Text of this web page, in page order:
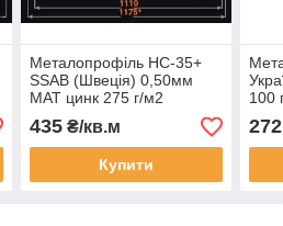
Металопрофіль НС-35+
SSAB (Швеція) 0,50мм
МАТ цинк 275 г/м2
435₴/кв.м
Купити
100
272